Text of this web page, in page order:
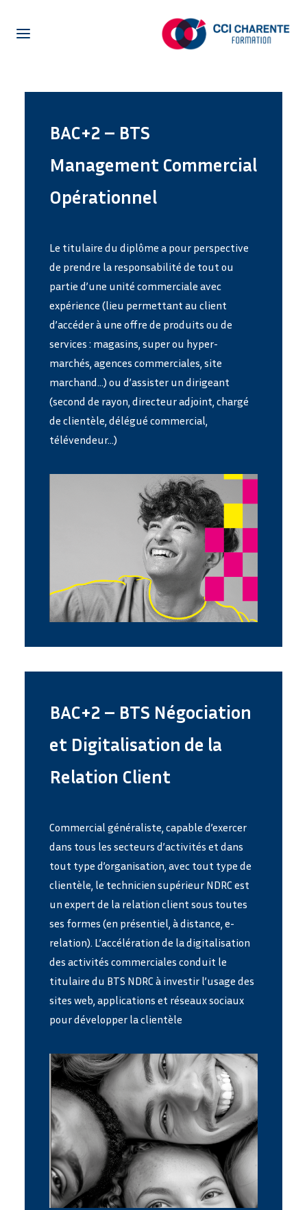
LA FORMATION POUR ADULTES
ENTREPRISES
ACTUALITÉS
OFFRES EN ALTERNANCE
NETYPAREO
BAC+2 – BTS
Management Commercial
Opérationnel
Le titulaire du diplôme a pour perspective
de prendre la responsabilité de tout ou
partie d’une unité commerciale avec
expérience (lieu permettant au client
d’accéder à une offre de produits ou de
services : magasins, super ou hyper-
marchés, agences commerciales, site
marchand…) ou d’assister un dirigeant
(second de rayon, directeur adjoint, chargé
de clientèle, délégué commercial,
télévendeur…)
BAC+2 – BTS Négociation
et Digitalisation de la
Relation Client
Commercial généraliste, capable d’exercer
dans tous les secteurs d’activités et dans
tout type d’organisation, avec tout type de
clientèle, le technicien supérieur NDRC est
un expert de la relation client sous toutes
ses formes (en présentiel, à distance, e-
relation). L’accélération de la digitalisation
des activités commerciales conduit le
titulaire du BTS NDRC à investir l’usage des
sites web, applications et réseaux sociaux
pour développer la clientèle